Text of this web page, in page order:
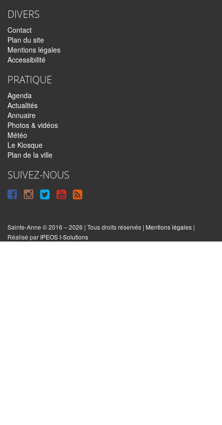
DIVERS
Contact
Plan du site
Mentions légales
Accessibilité
PRATIQUE
Agenda
Actualités
Annuaire
Photos & vidéos
Météo
Le Kiosque
Plan de la ville
SUIVEZ-NOUS
Suivre
Facebook
Suivre
Instagram
Suivre
Twitter
Syndiquer
le
site
Sainte-Anne © 2016 – 2026 | Tous droits réservés | Mentions légales |
Réalisé par IPEOS I-Solutions
Réinitialiser